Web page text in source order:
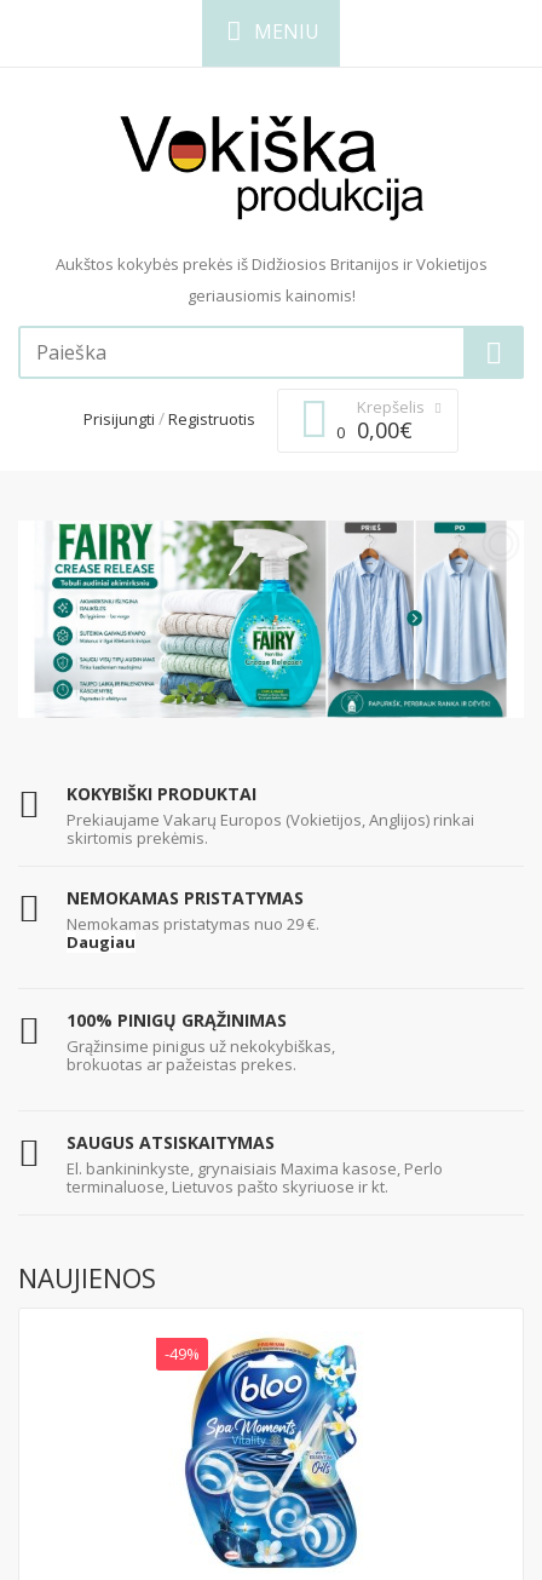
MENIU
Aukštos kokybės prekės iš Didžiosios Britanijos ir Vokietijos
geriausiomis kainomis!
Prisijungti /Registruotis
Krepšelis
0
0,00€
KOKYBIŠKI PRODUKTAI
Prekiaujame Vakarų Europos (Vokietijos, Anglijos) rinkai
skirtomis prekėmis.
NEMOKAMAS PRISTATYMAS
Nemokamas pristatymas nuo 29€.
Daugiau
100% PINIGŲ GRĄŽINIMAS
Grąžinsime pinigus už nekokybiškas,
brokuotas ar pažeistas prekes.
SAUGUS ATSISKAITYMAS
El. bankininkyste, grynaisiais Maxima kasose, Perlo
terminaluose, Lietuvos pašto skyriuose ir kt.
NAUJIENOS
-49%